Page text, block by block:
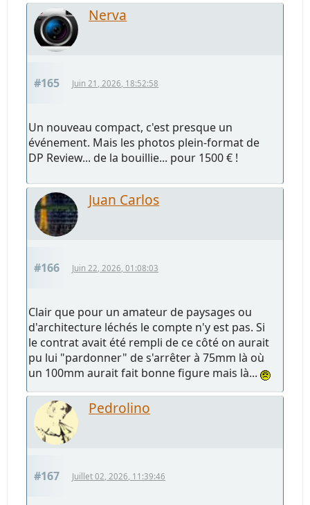
Nerva
#165 Juin 21, 2026, 18:52:58
Un nouveau compact, c'est presque un
événement. Mais les photos plein-format de
DP Review... de la bouillie... pour 1500 € !
Juan Carlos
#166 Juin 22, 2026, 01:08:03
Clair que pour un amateur de paysages ou
d'architecture léchés le compte n'y est pas. Si
le contrat avait été rempli de ce côté on aurait
pu lui "pardonner" de s'arrêter à 75mm là où
un 100mm aurait fait bonne figure mais là...
Pedrolino
#167 Juillet 02, 2026, 11:39:46